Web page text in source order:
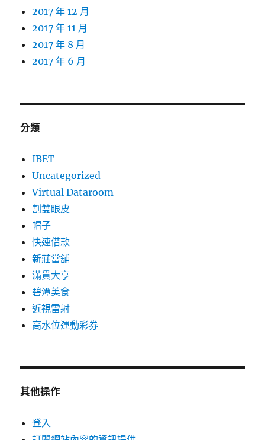
2017 年 12 月
2017 年 11 月
2017 年 8 月
2017 年 6 月
分類
IBET
Uncategorized
Virtual Dataroom
割雙眼皮
帽子
快速借款
新莊當舖
滿貫大亨
碧潭美食
近視雷射
高水位運動彩券
其他操作
登入